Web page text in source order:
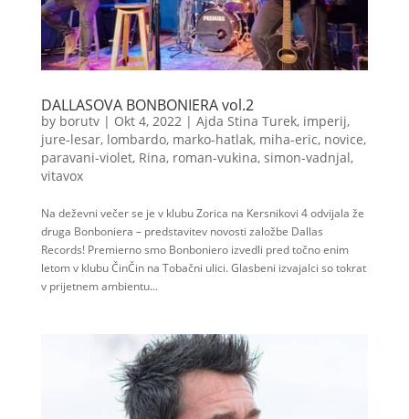
DALLASOVA BONBONIERA vol.2
by borutv| Okt 4, 2022 | Ajda Stina Turek, imperij,
jure-lesar, lombardo, marko-hatlak, miha-eric, novice,
paravani-violet, Rina, roman-vukina, simon-vadnjal,
vitavox
Na deževni večer se je v klubu Zorica na Kersnikovi 4 odvijala že
druga Bonboniera – predstavitev novosti založbe Dallas
Records! Premierno smo Bonboniero izvedli pred točno enim
letom v klubu ČinČin na Tobačni ulici. Glasbeni izvajalci so tokrat
v prijetnem ambientu...